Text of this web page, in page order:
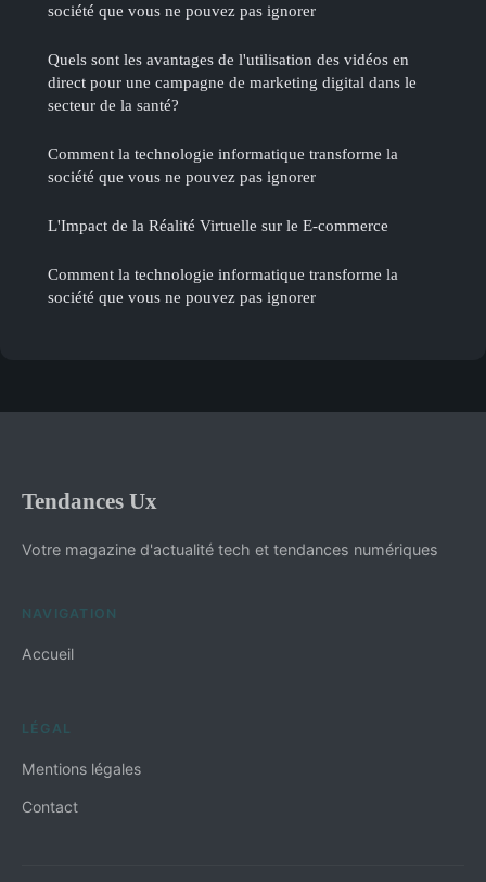
société que vous ne pouvez pas ignorer
Quels sont les avantages de l'utilisation des vidéos en
direct pour une campagne de marketing digital dans le
secteur de la santé?
Comment la technologie informatique transforme la
société que vous ne pouvez pas ignorer
L'Impact de la Réalité Virtuelle sur le E-commerce
Comment la technologie informatique transforme la
société que vous ne pouvez pas ignorer
Tendances Ux
Votre magazine d'actualité tech et tendances numériques
NAVIGATION
Accueil
LÉGAL
Mentions légales
Contact